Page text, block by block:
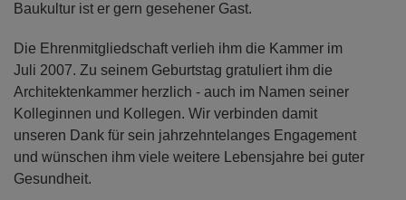
Baukultur ist er gern gesehener Gast.
Die Ehrenmitgliedschaft verlieh ihm die Kammer im
Juli 2007. Zu seinem Geburtstag gratuliert ihm die
Architektenkammer herzlich - auch im Namen seiner
Kolleginnen und Kollegen. Wir verbinden damit
unseren Dank für sein jahrzehntelanges Engagement
und wünschen ihm viele weitere Lebensjahre bei guter
Gesundheit.